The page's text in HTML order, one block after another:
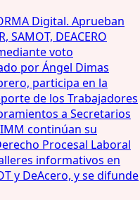
Digital. Aprueban
SAMOT, DEACERO
voto
por Ángel Dimas
participa en la
de los Trabajadores
a Secretarios
continúan su
Procesal Laboral
informativos en
y DeAcero, y se difunde